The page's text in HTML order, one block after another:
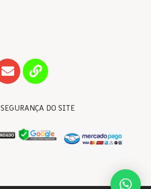
SEGURANÇA DO SITE